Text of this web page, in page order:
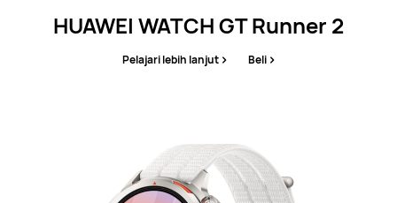
HUAWEI WATCH GT Runner 2
Pelajari lebih lanjut Beli